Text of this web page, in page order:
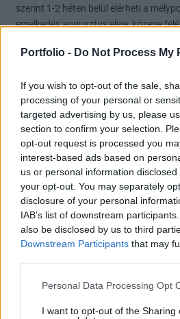
Portfolio - Do Not Process My
If you wish to opt-out of the sale,
processing of your personal or
targeted advertising by us, please
section to confirm your selection.
opt-out request is processed you
interest-based ads based on
us or personal information
your opt-out. You may separately
disclosure of your personal
IAB’s list of downstream
also be disclosed by us to third
Downstream Participants that may
Personal Data Processing Opt
I want to opt-out of the Sharing
szerint 1-2 héten belül elérheti a
emelkedés augusztus eleje, közepe
4 0
SteveBux
2022. 07. 06.
Előzmény:#9502bankos
17,5-18,5 között talán megall majd.
De szeribtem odáig le fog menni és az
1680 és 1720 közé
Ha ott sem állnak meg akkor már
dollar
1 0
bankos
2022. 07. 06. 10:14
Előzmény:#9501bankos
Ezüst??
0